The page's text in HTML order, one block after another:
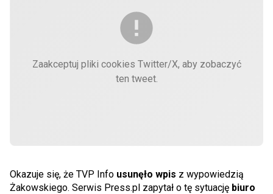
Zaakceptuj pliki cookies Twitter/X, aby zobaczyć
ten tweet.
Okazuje się, że TVP Info usunęło wpis z wypowiedzią
Żakowskiego. Serwis Press.pl zapytał o tę sytuację biuro